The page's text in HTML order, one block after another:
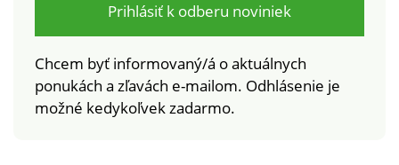
Prihlásiť k odberu noviniek
Chcem byť informovaný/á o aktuálnych
ponukách a zľavách e-mailom. Odhlásenie je
možné kedykoľvek zadarmo.